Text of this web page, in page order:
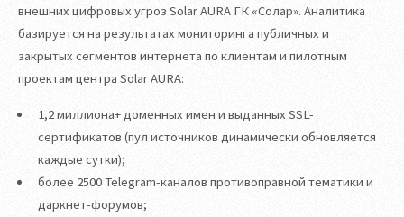
внешних цифровых угроз Solar AURA ГК «Солар». Аналитика
базируется на результатах мониторинга публичных и
закрытых сегментов интернета по клиентам и пилотным
проектам центра Solar AURA:
1,2 миллиона+ доменных имен и выданных SSL-
сертификатов (пул источников динамически обновляется
каждые сутки);
более 2500 Telegram-каналов противоправной тематики и
даркнет-форумов;